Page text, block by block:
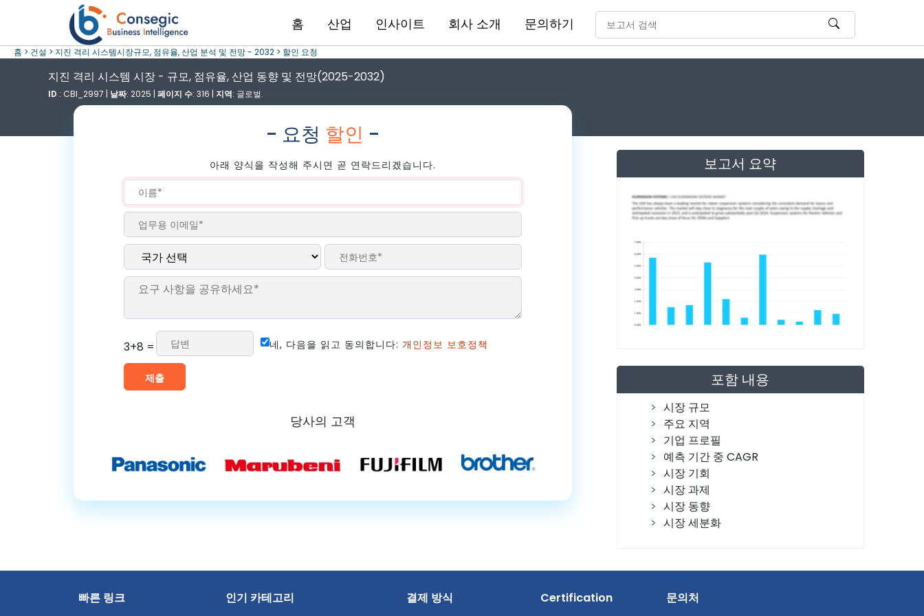
홈 산업 인사이트 회사 소개 문의하기
홈 > 건설 > 지진 격리 시스템시장규모, 점유율, 산업 분석 및 전망 - 2032 > 할인 요청
지진 격리 시스템 시장 - 규모, 점유율, 산업 동향 및 전망(2025-2032)
ID : CBI_2997 | 날짜: 2025 | 페이지 수: 316 | 지역: 글로벌.
- 요청 할인 -
아래 양식을 작성해 주시면 곧 연락드리겠습니다.
3+8 = 네, 다음을 읽고 동의합니다:개인정보 보호정책
당사의 고객
보고서 요약
포함 내용
시장 규모
주요 지역
기업 프로필
예측 기간 중 CAGR
시장 기회
시장 과제
시장 동향
시장 세분화
빠른 링크 인기 카테고리 결제 방식 Certification 문의처